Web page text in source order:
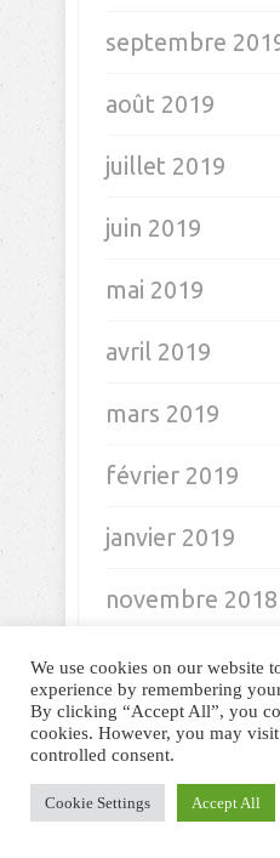
septembre
août 2019
juillet 2019
juin 2019
mai 2019
avril 2019
mars 2019
février 2019
janvier 2019
novembre 2018
octobre 2018
septembre
août 2018
We use cookies on our website
experience by remembering
By clicking “Accept All”, you
cookies. However, you may
controlled consent.
Cookie Settings Accept All